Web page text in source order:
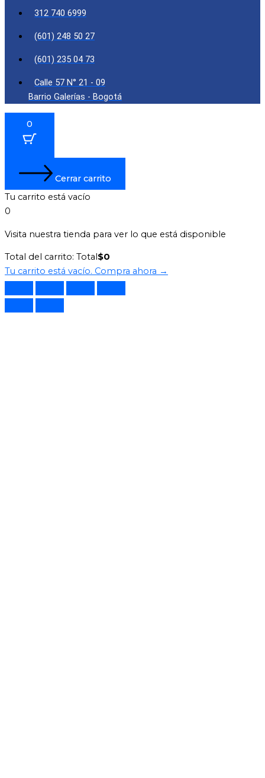
312 740 6999
(601) 248 50 27
(601) 235 04 73
Calle 57 N° 21 - 09
Barrio Galerías - Bogotá
0
Cerrar carrito
Tu carrito está vacío
0
Visita nuestra tienda para ver lo que está disponible
Total del carrito: Total$0
Tu carrito está vacío. Compra ahora →